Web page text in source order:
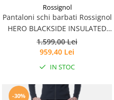
Rossignol
Pantaloni schi barbati Rossignol
HERO BLACKSIDE INSULATED
Neon Red
1.599,00 Lei
959,40 Lei
IN STOC
-30%